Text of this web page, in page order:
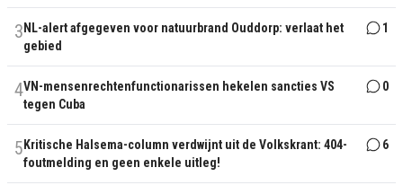
3 NL-alert afgegeven voor natuurbrand Ouddorp: verlaat het
gebied
1
4VN-mensenrechtenfunctionarissen hekelen sancties VS
tegen Cuba
0
5 Kritische Halsema-column verdwijnt uit de Volkskrant: 404-
foutmelding en geen enkele uitleg!
6